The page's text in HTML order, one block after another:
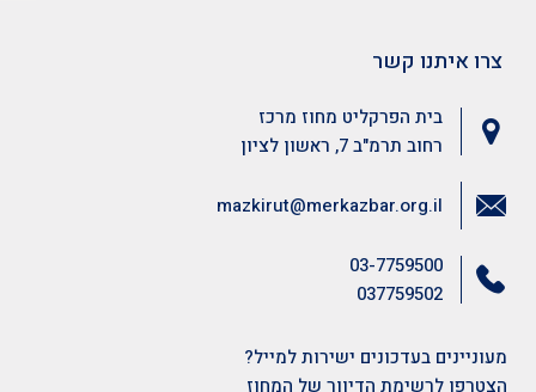
צרו איתנו קשר
בית הפרקליט מחוז מרכז
רחוב תרמ"ב 7, ראשון לציון
03-7759500
037759502
mazkirut@merkazbar.org.il
מעוניינים בעדכונים ישירות למייל?
הצטרפו לרשימת הדיוור של המחוז